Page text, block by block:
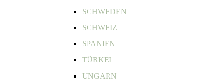
SCHWEDEN
SCHWEIZ
SPANIEN
TÜRKEI
UNGARN